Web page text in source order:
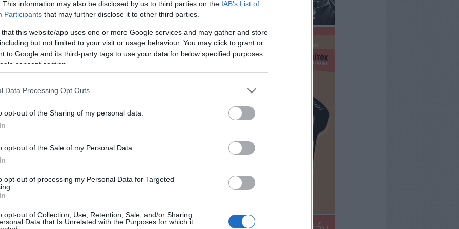
This information may also be disclosed by us to third parties on the IAB’s List of
Participants that may further disclose it to other third parties.
that this website/app uses one or more Google services and may gather and store
but not limited to your visit or usage behaviour. You may click to grant or
to Google and its third-party tags to use your data for below specified purposes
consent section.
Data Processing Opt Outs
opt-out of the Sharing of my personal data.
opt-out of the Sale of my Personal Data.
opt-out of processing my Personal Data for Targeted
opt-out of Collection, Use, Retention, Sale, and/or Sharing
Data that Is Unrelated with the Purposes for which it
jutott el a mozikba, illetve az Oscar-jelölésig két
szellemírónős sztori, egy női szuperhős és
vagy csak véletlen egybeesés, Brie Larson
TOVÁBB
Szólj hozzá!
podcast